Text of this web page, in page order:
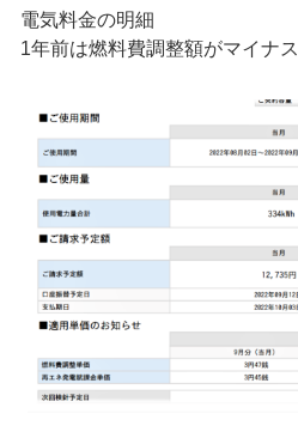
電気料金の明細
1年前は燃料費調整額がマイナス